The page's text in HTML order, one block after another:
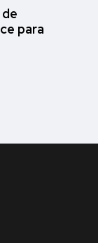
para